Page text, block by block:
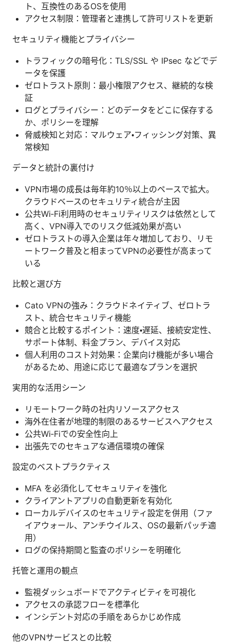
ト、互換性のあるOSを使用
アクセス制限：管理者と連携して許可リストを更新
セキュリティ機能とプライバシー
トラフィックの暗号化：TLS/SSL や IPsec などでデ
ータを保護
ゼロトラスト原則：最小権限アクセス、継続的な検
証
ログとプライバシー：どのデータをどこに保存する
か、ポリシーを理解
脅威検知と対応：マルウェア・フィッシング対策、異
常検知
データと統計の裏付け
VPN市場の成長は毎年約10％以上のペースで拡大。
クラウドベースのセキュリティ統合が主因
公共Wi‑Fi利用時のセキュリティリスクは依然として
高く、VPN導入でのリスク低減効果が高い
ゼロトラストの導入企業は年々増加しており、リモ
ートワーク普及と相まってVPNの必要性が高まって
いる
比較と選び方
Cato VPNの強み：クラウドネイティブ、ゼロトラ
スト、統合セキュリティ機能
競合と比較するポイント：速度・遅延、接続安定性、
サポート体制、料金プラン、デバイス対応
個人利用のコスト対効果：企業向け機能が多い場合
があるため、用途に応じて最適なプランを選択
実用的な活用シーン
リモートワーク時の社内リソースアクセス
海外在住者が地理的制限のあるサービスへアクセス
公共Wi‑Fiでの安全性向上
出張先でのセキュアな通信環境の確保
設定のベストプラクティス
MFA を必須化してセキュリティを強化
クライアントアプリの自動更新を有効化
ローカルデバイスのセキュリティ設定を併用（ファ
イアウォール、アンチウイルス、OSの最新パッチ適
用）
ログの保持期間と監査のポリシーを明確化
托管と運用の観点
監視ダッシュボードでアクティビティを可視化
アクセスの承認フローを標準化
インシデント対応の手順をあらかじめ作成
他のVPNサービスとの比較